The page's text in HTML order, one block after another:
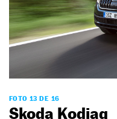
FOTO 13 DE 16
Skoda Kodiaq